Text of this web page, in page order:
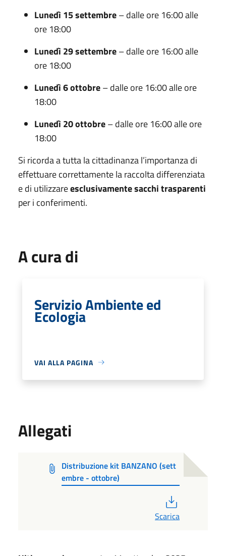
Lunedì 15 settembre– dalle ore 16:00 alle
ore 18:00
Lunedì 29 settembre– dalle ore 16:00 alle
ore 18:00
Lunedì 6 ottobre– dalle ore 16:00 alle ore
18:00
Lunedì 20 ottobre– dalle ore 16:00 alle ore
18:00
Si ricorda a tutta la cittadinanza l’importanza di
effettuare correttamente la raccolta differenziata
e di utilizzareesclusivamente sacchi trasparenti
per i conferimenti.
A cura di
Servizio Ambiente ed
Ecologia
VAI ALLA PAGINA
Allegati
Distribuzione kit BANZANO (sett
embre - ottobre)
Scarica